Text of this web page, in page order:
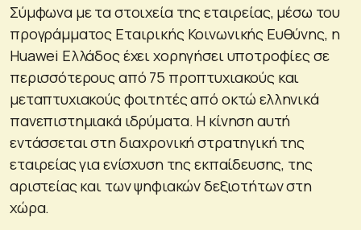
Σύμφωνα με τα στοιχεία της εταιρείας, μέσω του
προγράμματος Εταιρικής Κοινωνικής Ευθύνης, η
Huawei Ελλάδος έχει χορηγήσει υποτροφίες σε
περισσότερους από 75 προπτυχιακούς και
μεταπτυχιακούς φοιτητές από οκτώ ελληνικά
πανεπιστημιακά ιδρύματα. Η κίνηση αυτή
εντάσσεται στη διαχρονική στρατηγική της
εταιρείας για ενίσχυση της εκπαίδευσης, της
αριστείας και των ψηφιακών δεξιοτήτων στη
χώρα.